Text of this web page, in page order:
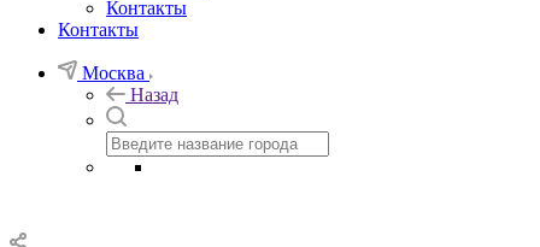
Контакты
Контакты
Москва
Назад